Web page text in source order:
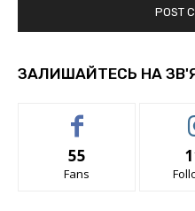
ЗАЛИШАЙТЕСЬ НА
55
Fans